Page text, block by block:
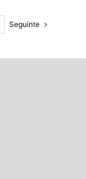
Seguinte